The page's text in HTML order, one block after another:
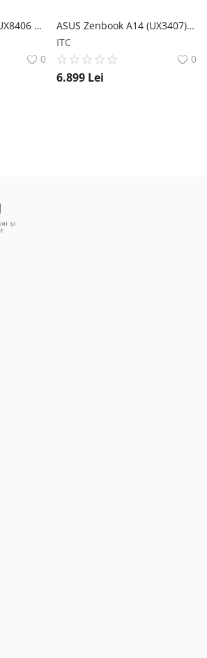
ASUS Zenbook Duo UX8406 ASUS
0
ASUS Zenbook A14 (UX3407); Copilot+ PC ASUS
ITC
0
6.899 Lei